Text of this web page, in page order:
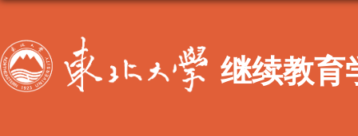
继续教育